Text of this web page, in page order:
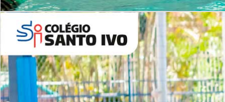
Período Integral | Saiba mais